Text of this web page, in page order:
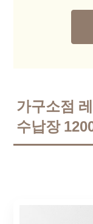
가구소점
수납장